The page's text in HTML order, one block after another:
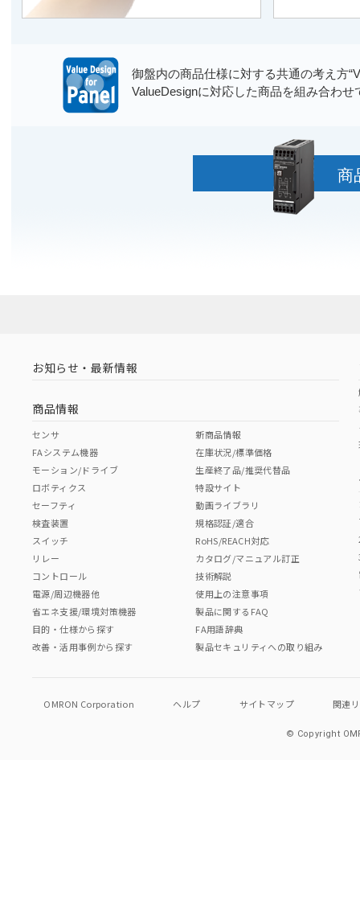
御盤内の商品仕様に対する共通の考え方
ValueDesignに対応した商品を組み合わ
商
お知らせ・最新情報
商品情報
センサ
FAシステム機器
モーション/ドライブ
ロボティクス
セーフティ
検査装置
スイッチ
リレー
コントロール
電源/周辺機器他
省エネ支援/環境対策機器
目的・仕様から探す
改善・活用事例から探す
新商品情報
在庫状況/標準価格
生産終了品/推奨代替品
特設サイト
動画ライブラリ
規格認証/適合
RoHS/REACH対応
カタログ/マニュアル訂正
技術解説
使用上の注意事項
製品に関するFAQ
FA用語辞典
製品セキュリティへの取り組み
OMRON Corporation ヘルプ サイトマップ 関連
© Copyright